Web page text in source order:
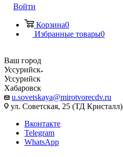
Войти
Корзина0
Избранные товары0
Ваш город
Уссурийск
Уссурийск
Хабаровск
u.sovetskaya@mirotvorecdv.ru
ул. Советская, 25 (ТД Кристалл)
Вконтакте
Telegram
WhatsApp